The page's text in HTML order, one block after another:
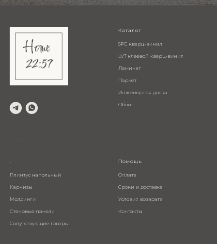
Каталог
SPC кварц-винил
LVT клеевой кварц-винил
Ламинат
Паркет
Инженерная доска
Обои
.
Плинтус напольный
Карнизы
Молдинги
Стеновые панели
Сопутствующие товары
Помощь
Оплата
Сроки и доставка
Условия возврата
Контакты